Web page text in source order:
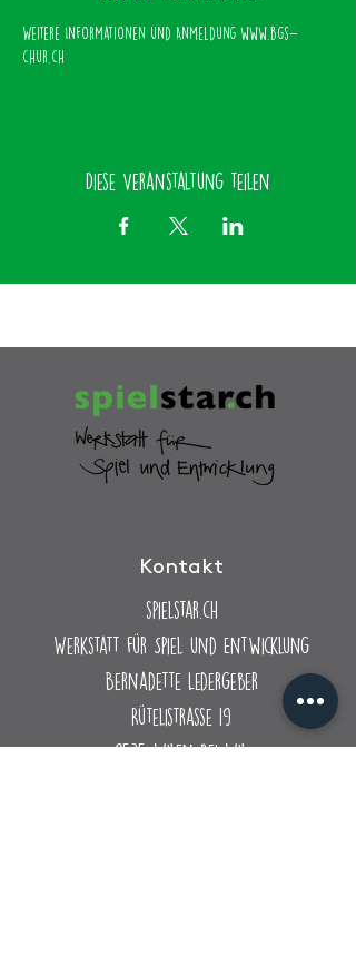
Weitere Informationen und Anmeldung www.bgs-
chur.ch
Diese Veranstaltung teilen
Kontakt
spielstar.ch
Werkstatt für Spiel und Entwicklung
Bernadette Ledergeber
Rütelistrasse 19
9535 Wilen bei Wil